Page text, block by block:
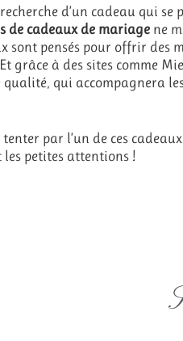
d’un cadeau qui
de cadeaux de mariage ne
sont pensés pour offrir des
grâce à des sites comme
qui accompagnera
par l’un de ces
les petites attentions !